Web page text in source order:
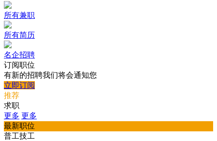
所有兼职
所有简历
名企招聘
订阅职位
有新的招聘我们将会通知您
立即订阅
推荐
求职
更多 更多
最新职位
普工技工